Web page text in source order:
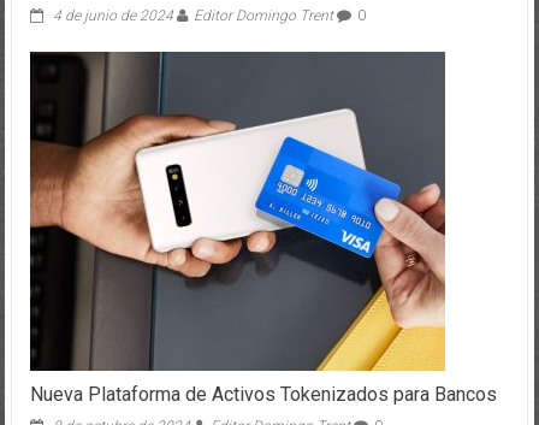
4 de junio de 2024 Editor Domingo Trent 0
Nueva Plataforma de Activos Tokenizados para Bancos